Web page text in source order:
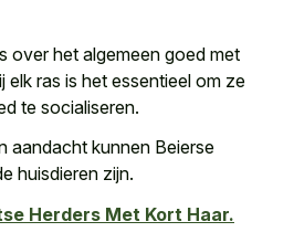
over het algemeen goed met
elk ras is het essentieel om ze
te socialiseren.
aandacht kunnen Beierse
huisdieren zijn.
Herders Met Kort Haar.